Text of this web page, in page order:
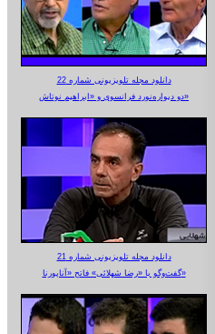
دانلود مجله تلویزیونی شماره 22
دو دیواره‌نورد فرانسوی و «ابراهیم نوتاش»
دانلود مجله تلویزیونی شماره 21
گفت‌وگو با «رضا شهلائی» فاتح «آناپورنا»